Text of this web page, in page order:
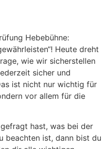
Hebebühne:
Heute dreht
wie wir sicherstellen
sicher und
ist nicht nur wichtig für
vor allem für die
hast, was bei der
beachten ist, dann bist du